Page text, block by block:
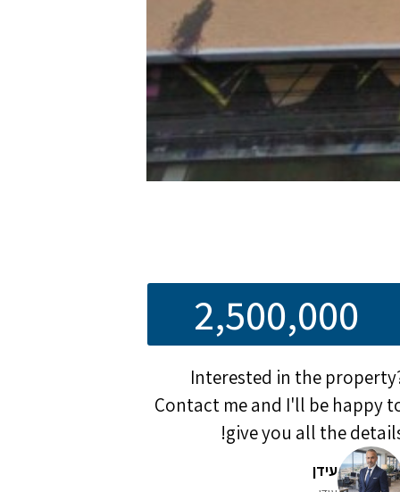
2,500,000
Interested in the
Contact me and I'll be happy
give you all the
עידן